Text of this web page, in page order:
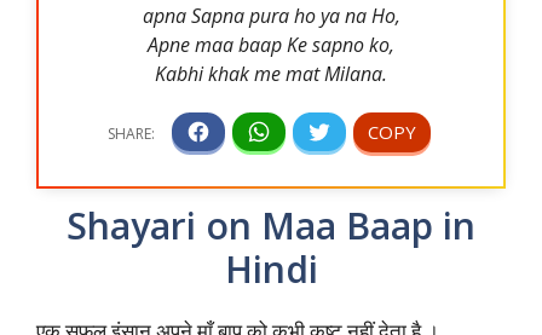
apna Sapna pura ho ya na Ho,
Apne maa baap Ke sapno ko,
Kabhi khak me mat Milana.
Shayari on Maa Baap in
Hindi